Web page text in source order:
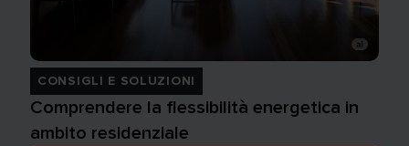
CONSIGLI E SOLUZIONI
Comprendere la flessibilità energetica in
ambito residenziale